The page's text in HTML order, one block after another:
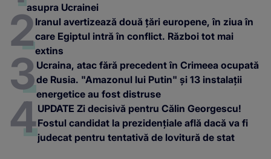
asupra Ucrainei
Iranul avertizează două țări europene, în ziua în
care Egiptul intră în conflict. Război tot mai
extins
Ucraina, atac fără precedent în Crimeea ocupată
de Rusia. "Amazonul lui Putin" și 13 instalații
energetice au fost distruse
UPDATE Zi decisivă pentru Călin Georgescu!
Fostul candidat la prezidențiale află dacă va fi
judecat pentru tentativă de lovitură de stat